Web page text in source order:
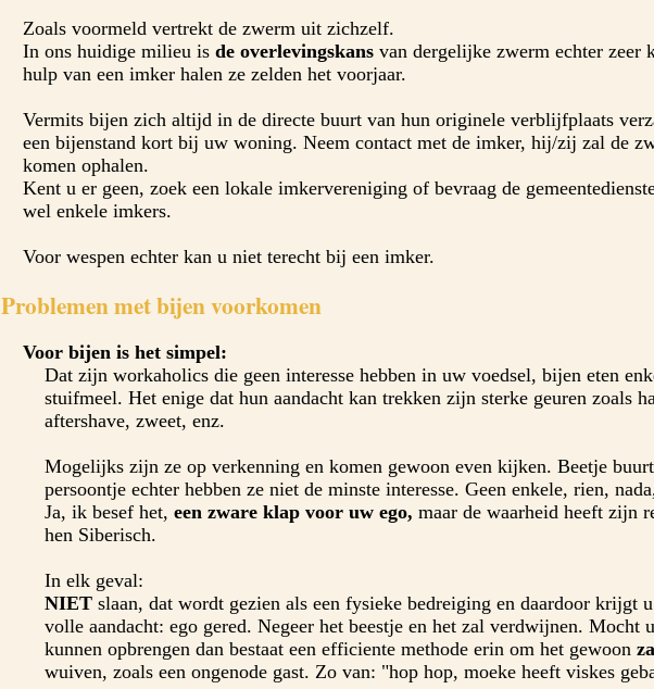
Zoals voormeld vertrekt de zwerm uit zichzelf.
In ons huidige milieu is de overlevingskans van dergelijke zwerm echter zeer
hulp van een imker halen ze zelden het voorjaar.
Vermits bijen zich altijd in de directe buurt van hun originele verblijfplaats
een bijenstand kort bij uw woning. Neem contact met de imker, hij/zij zal de
komen ophalen.
Kent u er geen, zoek een lokale imkervereniging of bevraag de
wel enkele imkers.
Voor wespen echter kan u niet terecht bij een imker.
Problemen met bijen voorkomen
Voor bijen is het simpel:
Dat zijn workaholics die geen interesse hebben in uw voedsel, bijen eten
stuifmeel. Het enige dat hun aandacht kan trekken zijn sterke geuren zoals
aftershave, zweet, enz.
Mogelijks zijn ze op verkenning en komen gewoon even kijken. Beetje
persoontje echter hebben ze niet de minste interesse. Geen enkele, rien,
Ja, ik besef het, een zware klap voor uw ego, maar de waarheid heeft zijn
hen Siberisch.
In elk geval:
NIET slaan, dat wordt gezien als een fysieke bedreiging en daardoor krijgt
volle aandacht: ego gered. Negeer het beestje en het zal verdwijnen. Mocht
kunnen opbrengen dan bestaat een efficiente methode erin om het gewoon
wuiven, zoals een ongenode gast. Zo van: "hop hop, moeke heeft viskes